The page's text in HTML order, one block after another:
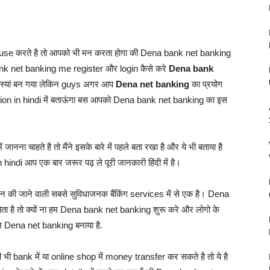
करते है तो आपको भी मन करता होगा की Dena bank net banking
net banking me register और login कैसे करे Dena bank
बन गया लेकिन guys अगर आप Dena net bankingका प्रयोग
in hindi में बताऊंगा बस आपको Dena bank net banking का इस
चाहते है तो मैंने इसके बारे में पहले बता रखा है और ये भी बताया है
आप एक बार जरूर पढ़ ले पूरी जानकारी हिंदी में है।
की जाने वाली सबसे सुविधाजनक बैंकिंग services में से एक है। Dena
है तो क्यों ना हम Dena bank net banking शुरू करे और लोगो के
Dena net banking बनाया है.
bank में या online shop में money transfer कर सकते है तो ये है